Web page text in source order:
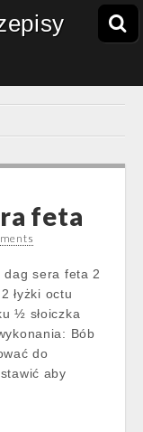
feta
dag sera feta 2
łyżki octu
½ słoiczka
Bób
do
aby